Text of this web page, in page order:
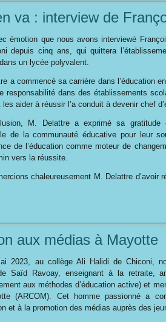
va : interview de
émotion que nous avons interviewé
depuis cinq ans, qui quittera
un lycée polyvalent.
a commencé sa carrière dans l’éducation
responsabilité dans des établissements
aider à réussir l’a conduit à devenir chef
M. Delattre a exprimé sa
de la communauté éducative pour leur
de l’éducation comme moteur de
vers la réussite.
chaleureusement M. Delattre d’avoir
aux médias à Mayotte
2023, au collège Ali Halidi de Chiconi,
Saïd Ravoay, enseignant à la retraite,
aux méthodes d’éducation active) et
(ARCOM). Cet homme passionné a
et à la promotion des médias auprès des